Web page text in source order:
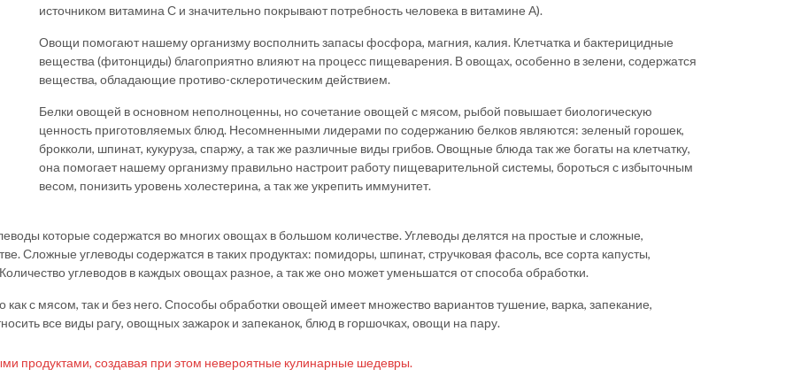
источником витамина С и значительно покрывают потребность человека в витамине А).
Овощи помогают нашему организму восполнить запасы фосфора, магния, калия. Клетчатка и бактерицидные
вещества (фитонциды) благоприятно влияют на процесс пищеварения. В овощах, особенно в зелени, содержатся
вещества, обладающие противо-склеротическим действием.
Белки овощей в основном неполноценны, но сочетание овощей с мясом, рыбой повышает биологическую
ценность приготовляемых блюд. Несомненными лидерами по содержанию белков являются: зеленый горошек,
брокколи, шпинат, кукуруза, спаржу, а так же различные виды грибов. Овощные блюда так же богаты на клетчатку,
она помогает нашему организму правильно настроит работу пищеварительной системы, бороться с избыточным
весом, понизить уровень холестерина, а так же укрепить иммунитет.
которые содержатся во многих овощах в большом количестве. Углеводы делятся на простые и сложные,
Сложные углеводы содержатся в таких продуктах: помидоры, шпинат, стручковая фасоль, все сорта капусты,
углеводов в каждых овощах разное, а так же оно может уменьшатся от способа обработки.
с мясом, так и без него. Способы обработки овощей имеет множество вариантов тушение, варка, запекание,
все виды рагу, овощных зажарок и запеканок, блюд в горшочках, овощи на пару.
продуктами, создавая при этом невероятные кулинарные шедевры.